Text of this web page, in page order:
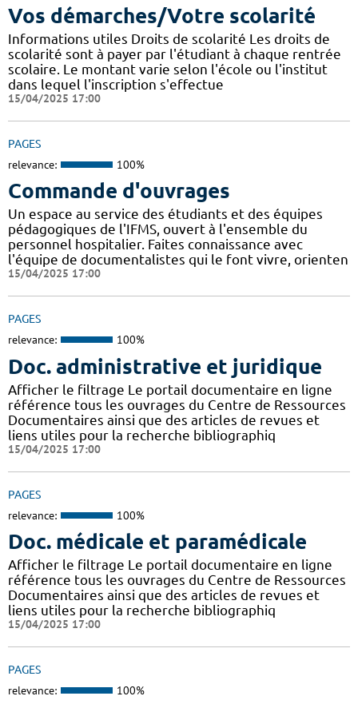
Vos démarches/Votre scolarité
Informations utiles Droits de scolarité Les droits de
scolarité sont à payer par l'étudiant à chaque rentrée
scolaire. Le montant varie selon l'école ou l'institut
dans lequel l'inscription s'effectue
15/04/2025 17:00
PAGES
relevance: 100%
Commande d'ouvrages
Un espace au service des étudiants et des équipes
pédagogiques de l'IFMS, ouvert à l'ensemble du
personnel hospitalier. Faites connaissance avec
l'équipe de documentalistes qui le font vivre, orienten
15/04/2025 17:00
PAGES
relevance: 100%
Doc. administrative et juridique
Afficher le filtrage Le portail documentaire en ligne
référence tous les ouvrages du Centre de Ressources
Documentaires ainsi que des articles de revues et
liens utiles pour la recherche bibliographiq
15/04/2025 17:00
PAGES
relevance: 100%
Doc. médicale et paramédicale
Afficher le filtrage Le portail documentaire en ligne
référence tous les ouvrages du Centre de Ressources
Documentaires ainsi que des articles de revues et
liens utiles pour la recherche bibliographiq
15/04/2025 17:00
PAGES
relevance: 100%